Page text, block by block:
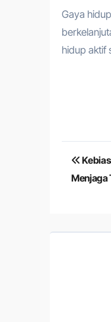
Gaya
hidup aktif
pos
Menjaga